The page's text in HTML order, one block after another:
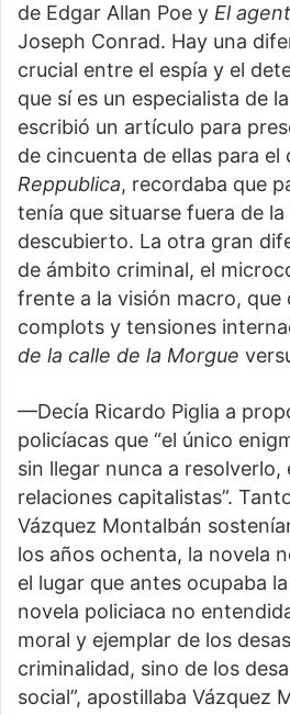
de Edgar Allan Poe y El
Joseph Conrad. Hay una
crucial entre el espía y el
que sí es un especialista de
escribió un artículo para
de cincuenta de ellas para el
Reppublica, recordaba que
tenía que situarse fuera de
descubierto. La otra gran
de ámbito criminal, el
frente a la visión macro, que
complots y tensiones
de la calle de la Morgue
—Decía Ricardo Piglia a
policíacas que “el único
sin llegar nunca a resolverlo,
relaciones capitalistas”.
Vázquez Montalbán
los años ochenta, la novela
el lugar que antes ocupaba
novela policiaca no
moral y ejemplar de los
criminalidad, sino de los
social”, apostillaba Vázquez